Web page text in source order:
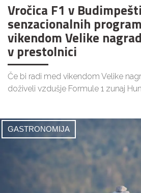
Vročica F1 v
senzacionalnih
vikendom Velike
v prestolnici
Če bi radi med vikendom Velike
doživeli vzdušje Formule 1 zunaj
GASTRONOMIJA